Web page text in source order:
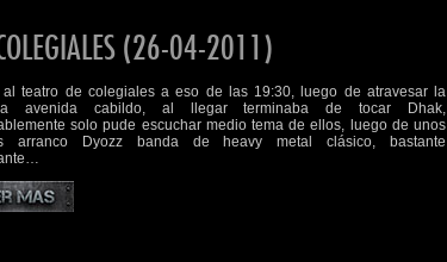
(26-04-2011)
al teatro de colegiales a eso de las 19:30, luego de atravesar la
avenida cabildo, al llegar terminaba de tocar Dhak,
solo pude escuchar medio tema de ellos, luego de unos
arranco Dyozz banda de heavy metal clásico, bastante